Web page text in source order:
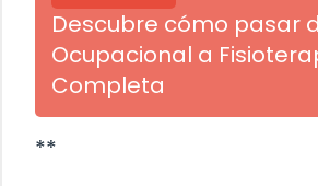
Descubre cómo pasar
Ocupacional a
Completa
**